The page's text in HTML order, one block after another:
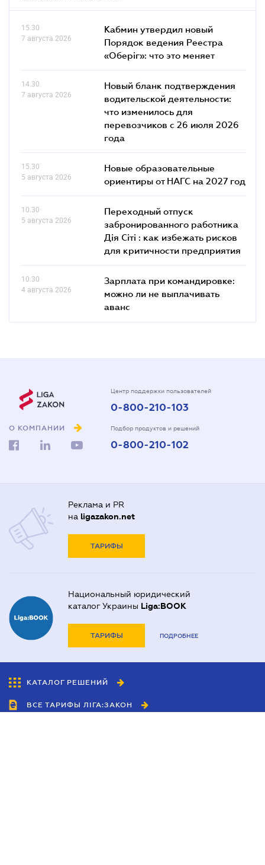
15.30
7 августа 2026
Кабмин утвердил новый
Порядок ведения Реестра
«Оберіг»: что это меняет
14.30
7 августа 2026
Новый бланк подтверждения
водительской деятельности:
что изменилось для
перевозчиков с 26 июля 2026
года
15.30
5 августа 2026
Новые образовательные
ориентиры от НАГС на 2027 год
10.30
5 августа 2026
Переходный отпуск
забронированного работника
Дія Сіті : как избежать рисков
для критичности предприятия
10.30
4 августа 2026
Зарплата при командировке:
можно ли не выплачивать
аванс
О КОМПАНИИ
Центр поддержки пользователей
0-800-210-103
Подбор продуктов и решений
0-800-210-102
Реклама и PR
на ligazakon.net
ТАРИФЫ
Национальный юридический
каталог Украины Liga:BOOK
ТАРИФЫ ПОДРОБНЕЕ
КАТАЛОГ РЕШЕНИЙ
ВСЕ ТАРИФЫ ЛІГА:ЗАКОН